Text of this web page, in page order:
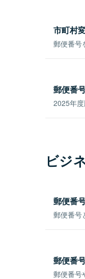
市町村
郵便番号
郵便番
2025年
ビジ
郵便番
郵便番号
郵便番
郵便番号